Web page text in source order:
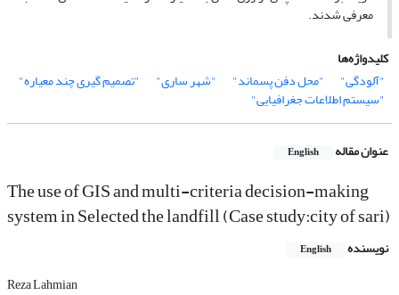
معرفی شدند.
کلیدواژه‌ها
"آلودگی"
"محل دفن پسماند" "شهر ساری" "تصمیم گیری چند معیاره"
"سیستم اطلاعات جغرافیایی"
عنوان مقاله English
The use of GIS and multi-criteria decision-making
system in Selected the landfill (Case study:city of sari)
نویسنده English
Reza Lahmian